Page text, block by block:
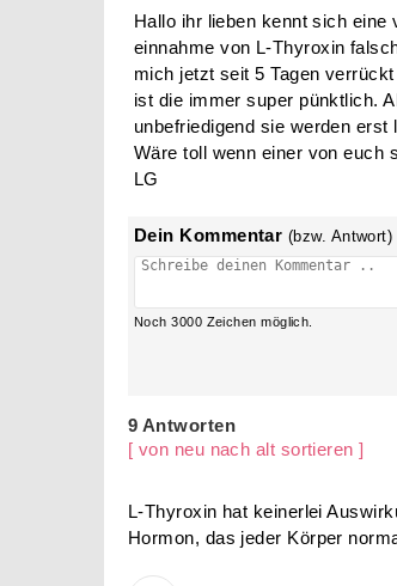
Hallo ihr lieben kennt sich
einnahme von L-Thyroxin
mich jetzt seit 5 Tagen
ist die immer super pünktlich.
unbefriedigend sie werden
Wäre toll wenn einer von euch
LG
Dein Kommentar (bzw. Antwort)
Noch3000 Zeichen möglich.
9 Antworten
[ von neu nach alt sortieren ]
L-Thyroxin hat keinerlei
Hormon, das jeder Körper